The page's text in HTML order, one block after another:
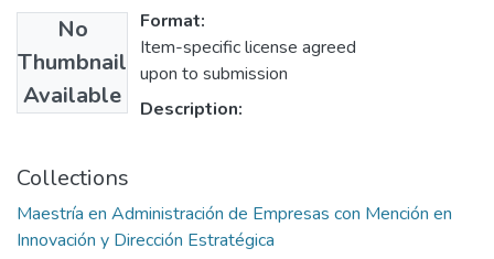
No
Thumbnail
Available
Format:
Item-specific license agreed
upon to submission
Description:
Collections
Maestría en Administración de Empresas con Mención en
Innovación y Dirección Estratégica